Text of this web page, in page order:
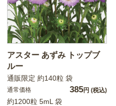
アスター あずみ トップブ
ルー
通販限定 約140粒 袋
通常価格 385円 (税込)
約1200粒 5mL 袋